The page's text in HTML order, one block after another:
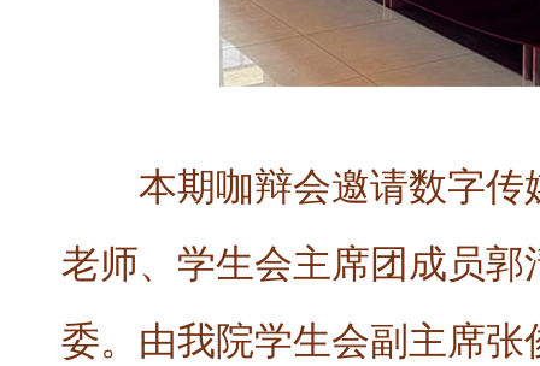
本期咖辩会邀请数字
老师、学生会主席团成员
委。由我院学生会副主席